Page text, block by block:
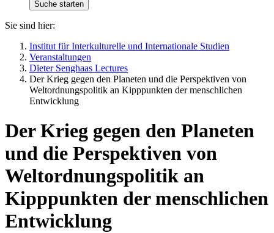
Sie sind hier:
Institut für Interkulturelle und Internationale Studien
Veranstaltungen
Dieter Senghaas Lectures
Der Krieg gegen den Planeten und die Perspektiven von
Weltordnungspolitik an Kipppunkten der menschlichen
Entwicklung
Der Krieg gegen den Planeten
und die Perspektiven von
Weltordnungspolitik an
Kipppunkten der menschlichen
Entwicklung